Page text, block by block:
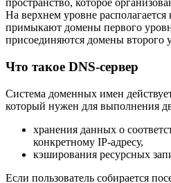
пространство, которое
На верхнем уровне
примыкают домены первого
присоединяются домены второго
Что такое DNS-сервер
Система доменных имен
который нужен для выполнения
хранения данных о
конкретному IP-адресу,
кэширования ресурсных
Если пользователь собирается